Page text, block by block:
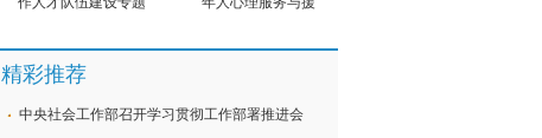
精彩推荐
中央社会工作部召开学习贯彻工作部署推进会